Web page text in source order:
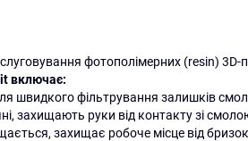
фотополімерних (resin) 3D-
включає:
швидкого фільтрування залишків
захищають руки від контакту зі
захищає робоче місце від